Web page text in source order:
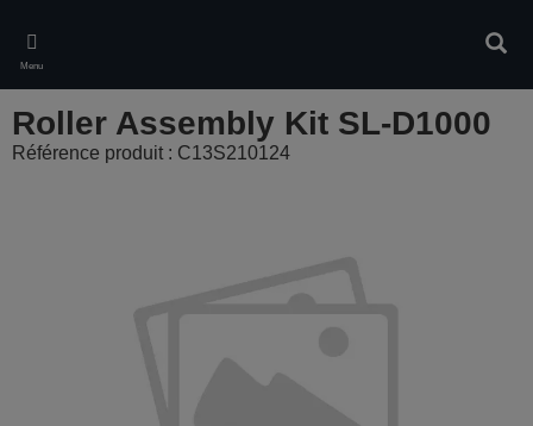
main
content
Menu
Roller Assembly Kit SL-D1000
Référence produit : C13S210124